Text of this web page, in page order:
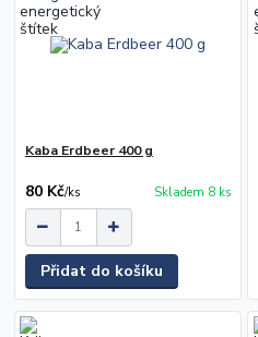
Kaba Erdbeer 400 g
80 Kč/ks Skladem 8 ks
Přidat do košíku